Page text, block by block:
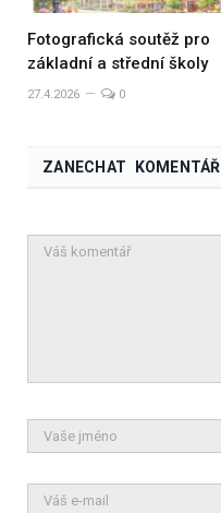
Fotografická soutěž pro
základní a střední školy
27.4.2026 0
ZANECHAT KOMENTÁŘ